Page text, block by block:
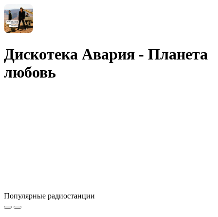
Дискотека Авария - Планета
любовь
Популярные радиостанции